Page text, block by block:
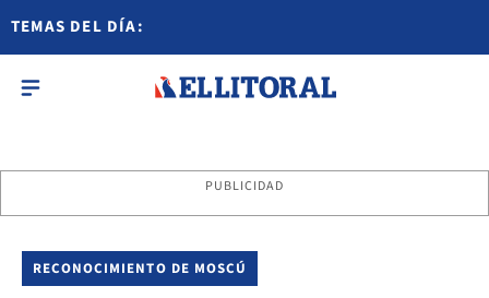
TEMAS DEL DÍA:
PUBLICIDAD
RECONOCIMIENTO DE MOSCÚ